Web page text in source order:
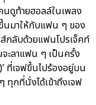
นดูท้ายฮอลล์ในเพลง
นมาให้กับแฟน ๆ ของ
ส์กลับด้วยแฟนโปรเจ็คท์
ะลาแฟน ๆ เป็นครั้ง
ที่เจฟขึ้นไปร้องอยู่บน
ทุกที่นั่งได้เข้าถึงเจฟ